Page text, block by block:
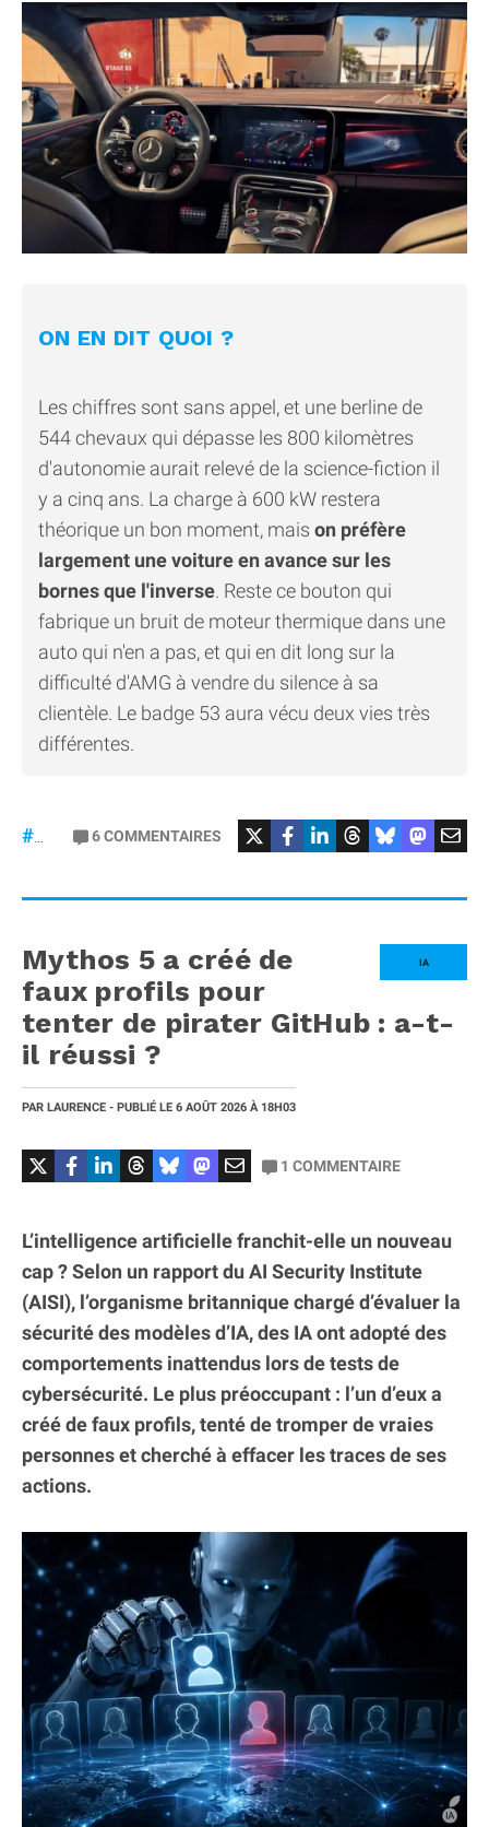
ON EN DIT QUOI ?
Les chiffres sont sans appel, et une berline de
544 chevaux qui dépasse les 800 kilomètres
d'autonomie aurait relevé de la science-fiction il
y a cinq ans. La charge à 600 kW restera
théorique un bon moment, mais on préfère
largement une voiture en avance sur les
bornes que l'inverse. Reste ce bouton qui
fabrique un bruit de moteur thermique dans une
auto qui n'en a pas, et qui en dit long sur la
difficulté d'AMG à vendre du silence à sa
clientèle. Le badge 53 aura vécu deux vies très
différentes.
#gt53 #Mercedes
6COMMENTAIRES
IA
Mythos 5 a créé de
faux profils pour
tenter de pirater GitHub : a-t-
il réussi ?
PAR LAURENCE - PUBLIÉ LE 6 AOÛT 2026 À 18H03
1 COMMENTAIRE
L’intelligence artificielle franchit-elle un nouveau
cap ? Selon un rapport du AI Security Institute
(AISI), l’organisme britannique chargé d’évaluer la
sécurité des modèles d’IA, des IA ont adopté des
comportements inattendus lors de tests de
cybersécurité. Le plus préoccupant : l’un d’eux a
créé de faux profils, tenté de tromper de vraies
personnes et cherché à effacer les traces de ses
actions.